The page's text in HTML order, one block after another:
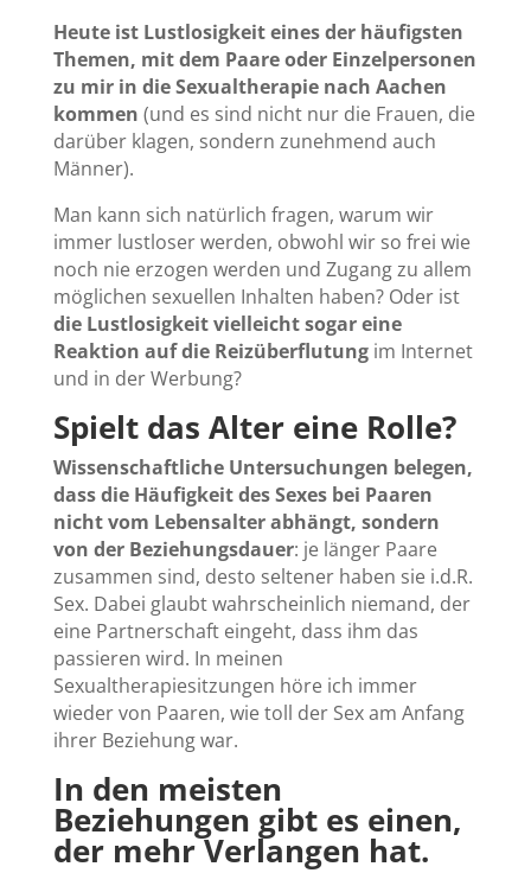
Heute ist Lustlosigkeit eines der häufigsten
Themen, mit dem Paare oder Einzelpersonen
zu mir in die Sexualtherapie nach Aachen
kommen (und es sind nicht nur die Frauen, die
darüber klagen, sondern zunehmend auch
Männer).
Man kann sich natürlich fragen, warum wir
immer lustloser werden, obwohl wir so frei wie
noch nie erzogen werden und Zugang zu allem
möglichen sexuellen Inhalten haben? Oder ist
die Lustlosigkeit vielleicht sogar eine
Reaktion auf die Reizüberflutung im Internet
und in der Werbung?
Spielt das Alter eine Rolle?
Wissenschaftliche Untersuchungen belegen,
dass die Häufigkeit des Sexes bei Paaren
nicht vom Lebensalter abhängt, sondern
von der Beziehungsdauer: je länger Paare
zusammen sind, desto seltener haben sie i.d.R.
Sex. Dabei glaubt wahrscheinlich niemand, der
eine Partnerschaft eingeht, dass ihm das
passieren wird. In meinen
Sexualtherapiesitzungen höre ich immer
wieder von Paaren, wie toll der Sex am Anfang
ihrer Beziehung war.
In den meisten
Beziehungen gibt es einen,
der mehr Verlangen hat.